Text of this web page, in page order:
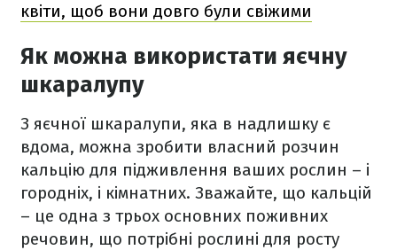
квіти, щоб вони довго були свіжими
Як можна використати яєчну
шкаралупу
З яєчної шкаралупи, яка в надлишку є
вдома, можна зробити власний розчин
кальцію для підживлення ваших рослин – і
городніх, і кімнатних. Зважайте, що кальцій
– це одна з трьох основних поживних
речовин, що потрібні рослині для росту